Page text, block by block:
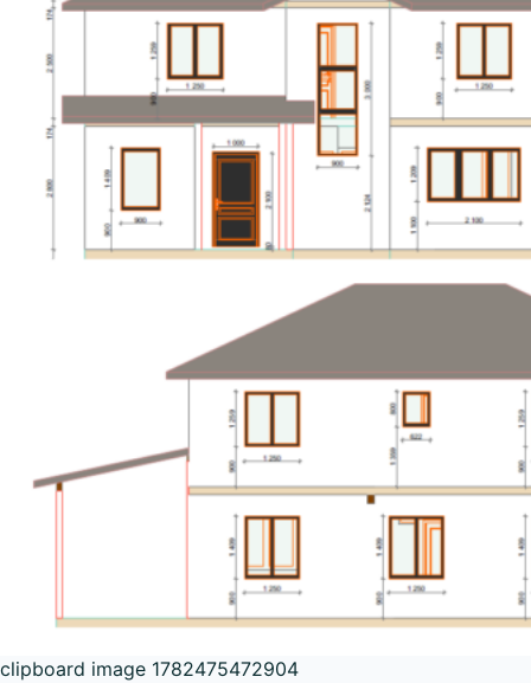
clipboard image 1782475472904